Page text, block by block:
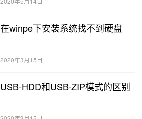
在winpe下安装系统找不到硬盘
2020年3月15日
USB-HDD和USB-ZIP模式的区别